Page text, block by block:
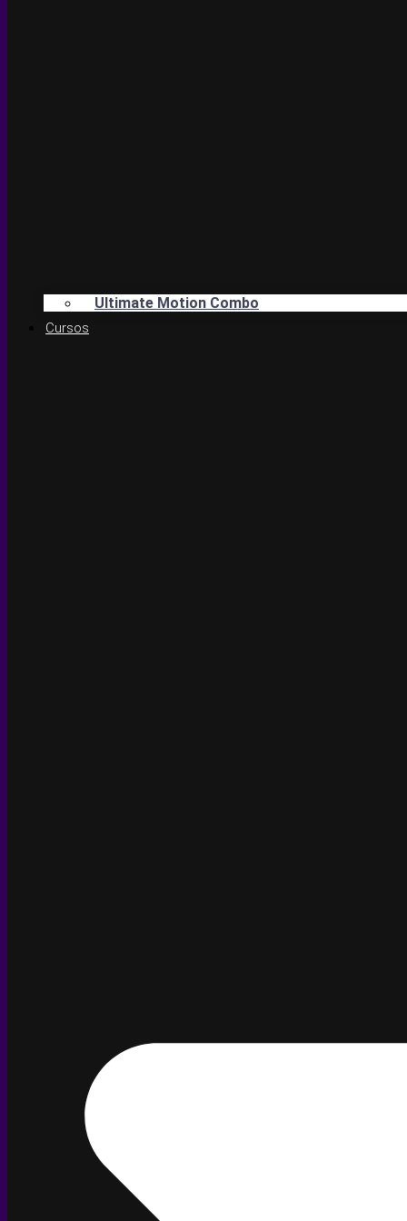
Ultimate Motion Combo
Cursos